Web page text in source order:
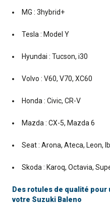
MG : 3hybrid+
Tesla : Model Y
Hyundai : Tucson, i30
Volvo : V60, V70, XC60
Honda : Civic, CR-V
Mazda : CX-5, Mazda 6
Seat : Arona, Ateca, Leon,
Skoda : Karoq, Octavia,
Des rotules de qualité
votre Suzuki Baleno